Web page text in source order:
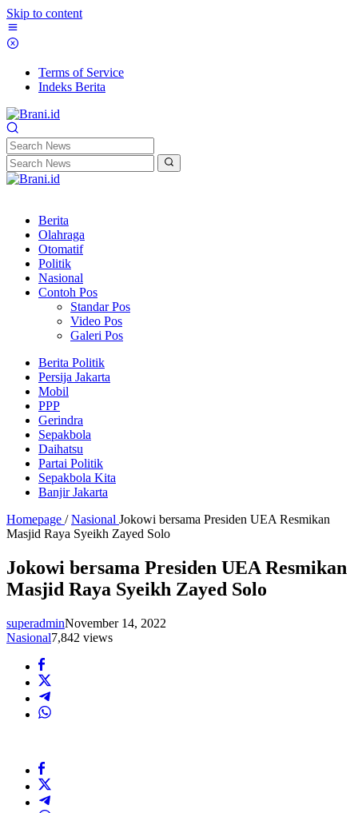
Skip to content
Terms of Service
Indeks Berita
Berita
Olahraga
Otomatif
Politik
Nasional
Contoh Pos
Standar Pos
Video Pos
Galeri Pos
Berita Politik
Persija Jakarta
Mobil
PPP
Gerindra
Sepakbola
Daihatsu
Partai Politik
Sepakbola Kita
Banjir Jakarta
Homepage / Nasional Jokowi bersama Presiden UEA Resmikan
Masjid Raya Syeikh Zayed Solo
Jokowi bersama Presiden UEA Resmikan
Masjid Raya Syeikh Zayed Solo
superadminNovember 14, 2022
Nasional7,842 views